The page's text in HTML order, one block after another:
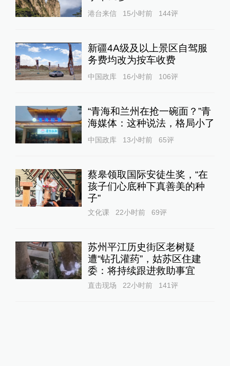
港台来信 15小时前 144评
新疆4A级及以上景区自驾服
务费均改为按车收费
中国政库 16小时前 106评
“青海和兰州在抢一碗面？”青
海媒体：这种说法，格局小了
中国政库 13小时前 65评
蔡皋领取国际安徒生奖，“在
孩子们心底种下真善美的种
子”
文化课 22小时前 69评
苏州平江历史街区老树疑
遭“钻孔灌药”，姑苏区住建
委：将持续跟进救助事宜
直击现场 22小时前 141评